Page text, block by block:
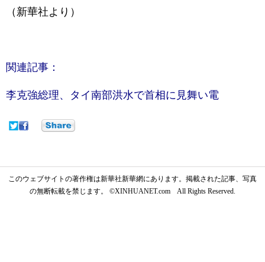
（新華社より）
関連記事：
李克強総理、タイ南部洪水で首相に見舞い電
このウェブサイトの著作権は新華社新華網にあります。掲載された記事、写真
の無断転載を禁じます。 ©XINHUANET.com All Rights Reserved.